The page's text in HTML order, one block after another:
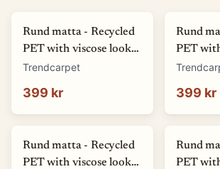
Rund matta - Recycled
PET with viscose look
(offwhite) (Storlek: Ø
Trendcarpet
399 kr
Rund
PET
(blå)
399 kr
Rund matta - Recycled
PET with viscose look
Rund
PET